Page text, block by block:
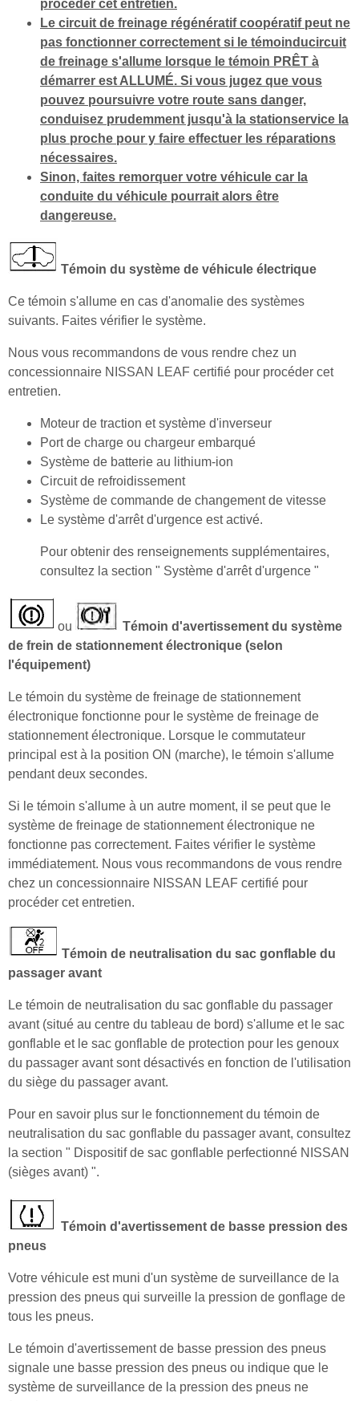
procéder cet entretien.
Le circuit de freinage régénératif coopératif peut ne
pas fonctionner correctement si le témoinducircuit
de freinage s'allume lorsque le témoin PRÊT à
démarrer est ALLUMÉ. Si vous jugez que vous
pouvez poursuivre votre route sans danger,
conduisez prudemment jusqu'à la stationservice la
plus proche pour y faire effectuer les réparations
nécessaires.
Sinon, faites remorquer votre véhicule car la
conduite du véhicule pourrait alors être
dangereuse.
Témoin du système de véhicule électrique
Ce témoin s'allume en cas d'anomalie des systèmes
suivants. Faites vérifier le système.
Nous vous recommandons de vous rendre chez un
concessionnaire NISSAN LEAF certifié pour procéder cet
entretien.
Moteur de traction et système d'inverseur
Port de charge ou chargeur embarqué
Système de batterie au lithium-ion
Circuit de refroidissement
Système de commande de changement de vitesse
Le système d'arrêt d'urgence est activé.
Pour obtenir des renseignements supplémentaires,
consultez la section " Système d'arrêt d'urgence "
ou
Témoin d'avertissement du système
de frein de stationnement électronique (selon
l'équipement)
Le témoin du système de freinage de stationnement
électronique fonctionne pour le système de freinage de
stationnement électronique. Lorsque le commutateur
principal est à la position ON (marche), le témoin s'allume
pendant deux secondes.
Si le témoin s'allume à un autre moment, il se peut que le
système de freinage de stationnement électronique ne
fonctionne pas correctement. Faites vérifier le système
immédiatement. Nous vous recommandons de vous rendre
chez un concessionnaire NISSAN LEAF certifié pour
procéder cet entretien.
Témoin de neutralisation du sac gonflable du
passager avant
Le témoin de neutralisation du sac gonflable du passager
avant (situé au centre du tableau de bord) s'allume et le sac
gonflable et le sac gonflable de protection pour les genoux
du passager avant sont désactivés en fonction de l'utilisation
du siège du passager avant.
Pour en savoir plus sur le fonctionnement du témoin de
neutralisation du sac gonflable du passager avant, consultez
la section " Dispositif de sac gonflable perfectionné NISSAN
(sièges avant) ".
Témoin d'avertissement de basse pression des
pneus
Votre véhicule est muni d'un système de surveillance de la
pression des pneus qui surveille la pression de gonflage de
tous les pneus.
Le témoin d'avertissement de basse pression des pneus
signale une basse pression des pneus ou indique que le
système de surveillance de la pression des pneus ne